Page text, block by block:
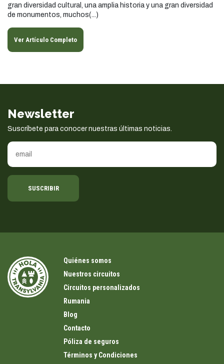
gran diversidad cultural, una amplia historia y una gran diversidad
de monumentos, muchos(...)
Ver Artículo Completo
Newsletter
Suscríbete para conocer nuestras últimas noticias.
SUSCRIBIR
Quiénes somos
Nuestros circuitos
Circuitos personalizados
Rumania
Blog
Contacto
Póliza de seguros
Términos y Condiciones